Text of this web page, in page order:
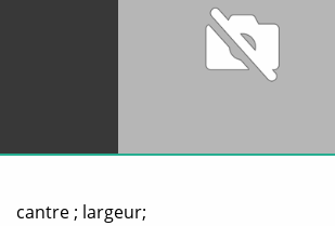
cantre ; largeur;